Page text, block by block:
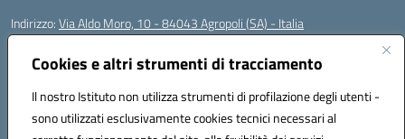
Cookies e altri strumenti di tracciamento
Il nostro Istituto non utilizza strumenti di profilazione degli utenti -
sono utilizzati esclusivamente cookies tecnici necessari al
Indirizzo:Via Aldo Moro, 10 - 84043 Agropoli (SA) - Italia
Centralino:
Posta elettronica certificata (PEC):saic8at00d@pec.istruzione.it
Codice fiscale: 90009620650
Codice meccanografico:SAIC8AT00D
Codice Indice delle Pubbliche Amministrazioni (IPA): istsc_saic8at00d